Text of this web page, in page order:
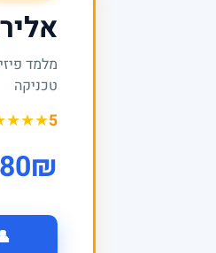
מלמד
טכניקה
★★★5
₪